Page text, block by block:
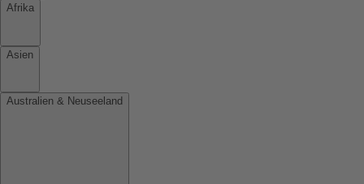
Afrika
Asien
Australien & Neuseeland